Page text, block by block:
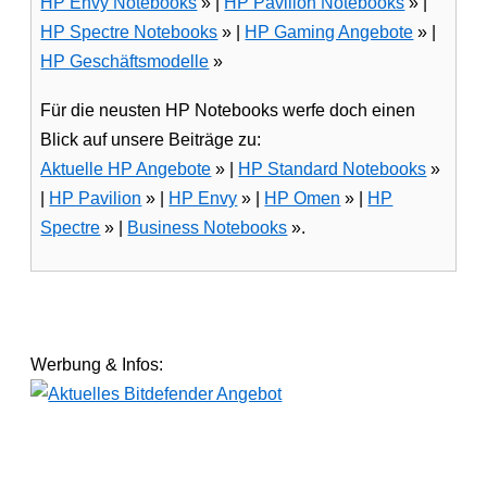
HP Spectre Notebooks » | HP Gaming Angebote » |
HP Geschäftsmodelle »
Für die neusten HP Notebooks werfe doch einen
Blick auf unsere Beiträge zu:
Aktuelle HP Angebote » | HP Standard Notebooks »
HP Pavilion » | HP Envy » | HP Omen » | HP
Spectre » | Business Notebooks ».
Werbung & Infos: